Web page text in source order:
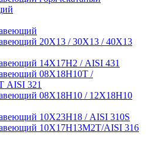
20Х13 / 30Х13 / 40Х13
14Х17Н2 / AISI 431
08Х18Н10Т /
AISI 321
08Х18Н10 / 12Х18Н10
10Х23Н18 / AISI 310S
10Х17Н13М2Т/AISI 316